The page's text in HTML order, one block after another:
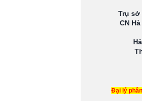
Trụ sở
CN
Đại lý